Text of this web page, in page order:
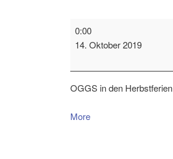
0:00
14. Oktober 2019
OGGS in den
More